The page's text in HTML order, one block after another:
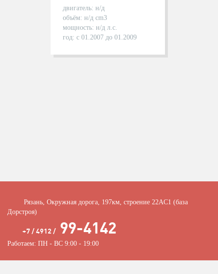
двигатель: н/д
объём: н/д cm3
мощность: н/д л.с.
год: с 01.2007 до 01.2009
Рязань, Окружная дорога, 197км, строение 22АC1 (база
Дорстроя)
+7 / 4912 / 99-4142
Работаем: ПН - ВС 9:00 - 19:00